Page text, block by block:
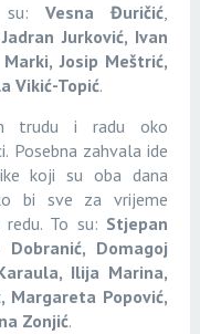
su:Vesna Đuričić,
Jurković, Ivan
Josip Meštrić,
Vikić-Topić.
trudu i radu oko
Posebna zahvala ide
koji su oba dana
bi sve za vrijeme
To su: Stjepan
Dobranić, Domagoj
Ilija Marina,
Margareta Popović,
Zonjić.